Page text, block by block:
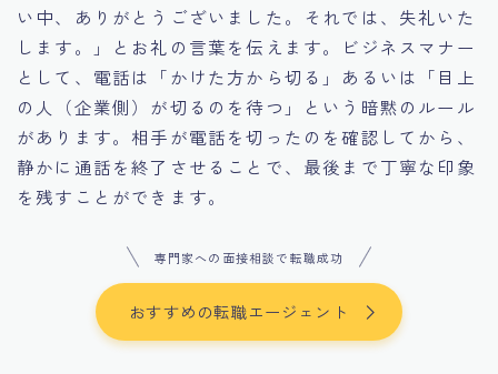
い中、ありがとうございました。それでは、失礼いた
します。」とお礼の言葉を伝えます。ビジネスマナー
として、電話は「かけた方から切る」あるいは「目上
の人（企業側）が切るのを待つ」という暗黙のルール
があります。相手が電話を切ったのを確認してから、
静かに通話を終了させることで、最後まで丁寧な印象
を残すことができます。
専門家への面接相談で転職成功
おすすめの転職エージェント